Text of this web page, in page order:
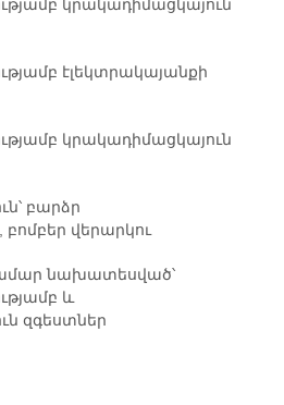
կրակադիմացկայուն
էլեկտրակայանքի
կրակադիմացկայուն
բարձր
բոմբեր վերարկու
նախատեսված՝
և
զգեստներ